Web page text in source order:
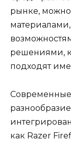
рынке,
решениями,
подходят
как Razer